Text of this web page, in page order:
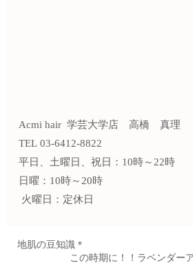
Acmi hair 学芸大学店 高橋 真理
TEL 03-6412-8822
平日、土曜日、祝日：10時～22時
日曜：10時～20時
火曜日：定休日
地肌の豆知識＊
この時期に！！ラベンダー